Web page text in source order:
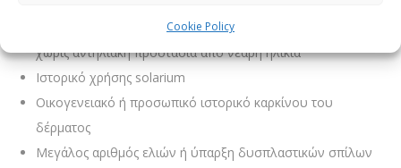
Cookie Policy
Παρατεταμένη ή επαναλαμβανόμενη έκθεση στον ήλιο
χωρίς αντηλιακή προστασία από νεαρή ηλικία
Ιστορικό χρήσης solarium
Οικογενειακό ή προσωπικό ιστορικό καρκίνου του
δέρματος
Μεγάλος αριθμός ελιών ή ύπαρξη δυσπλαστικών σπίλων